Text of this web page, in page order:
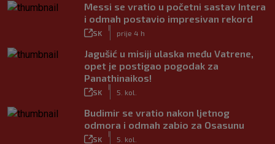
Messi se vratio u početni sastav Intera
i odmah postavio impresivan rekord
SK prije 4 h
Jagušić u misiji ulaska među Vatrene,
opet je postigao pogodak za
Panathinaikos!
SK 5. kol.
Budimir se vratio nakon ljetnog
odmora i odmah zabio za Osasunu
SK 5. kol.